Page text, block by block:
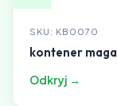
SKU: KB0070
kontener
Odkryj →